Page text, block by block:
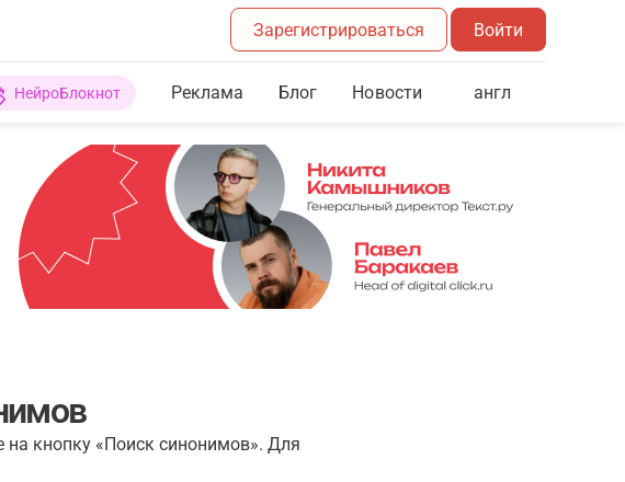
Зарегистрироваться Войти
НейроБлокнот Реклама Блог Новости англ
на кнопку «Поиск синонимов». Для